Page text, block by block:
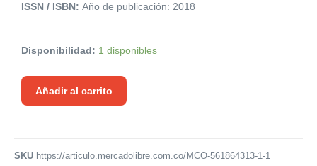
ISSN / ISBN: Año de publicación: 2018
Disponibilidad: 1 disponibles
Añadir al carrito
SKU https://articulo.mercadolibre.com.co/MCO-561864313-1-1